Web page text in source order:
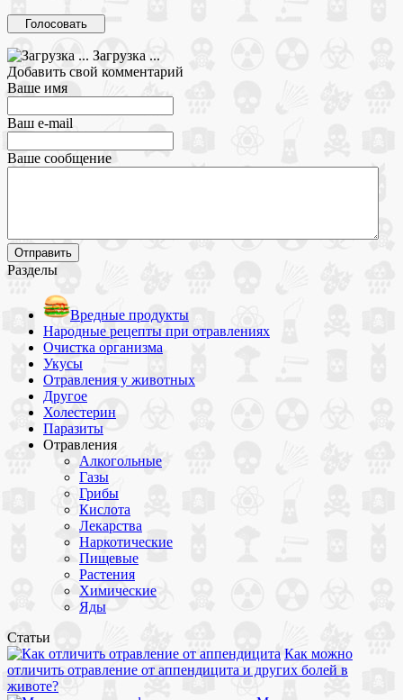
Загрузка ...
Добавить свой комментарий
Ваше имя
Ваш e-mail
Ваше сообщение
Разделы
Вредные продукты
Народные рецепты при отравлениях
Очистка организма
Укусы
Отравления у животных
Другое
Холестерин
Паразиты
Отравления
Алкогольные
Газы
Грибы
Кислота
Лекарства
Наркотические
Пищевые
Растения
Химические
Яды
Статьи
Как можно
отличить отравление от аппендицита и других болей в
животе?